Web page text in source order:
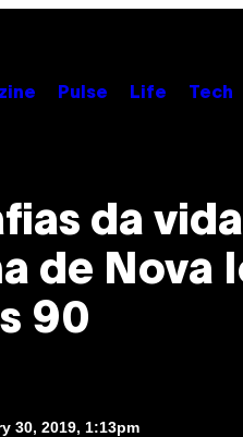
Pulse Life Tech
da vida
de Nova
90
30, 2019, 1:13pm